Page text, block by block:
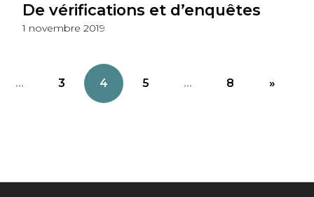
De vérifications et d’enquêtes
1 novembre 2019
... 3 4 5 ... 8 »